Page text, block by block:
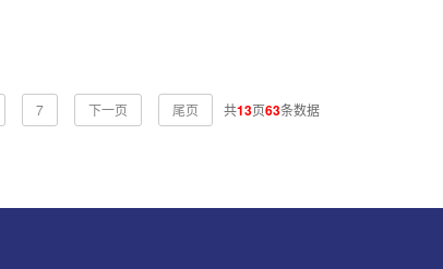
7 下一页 尾页 共13页63条数据